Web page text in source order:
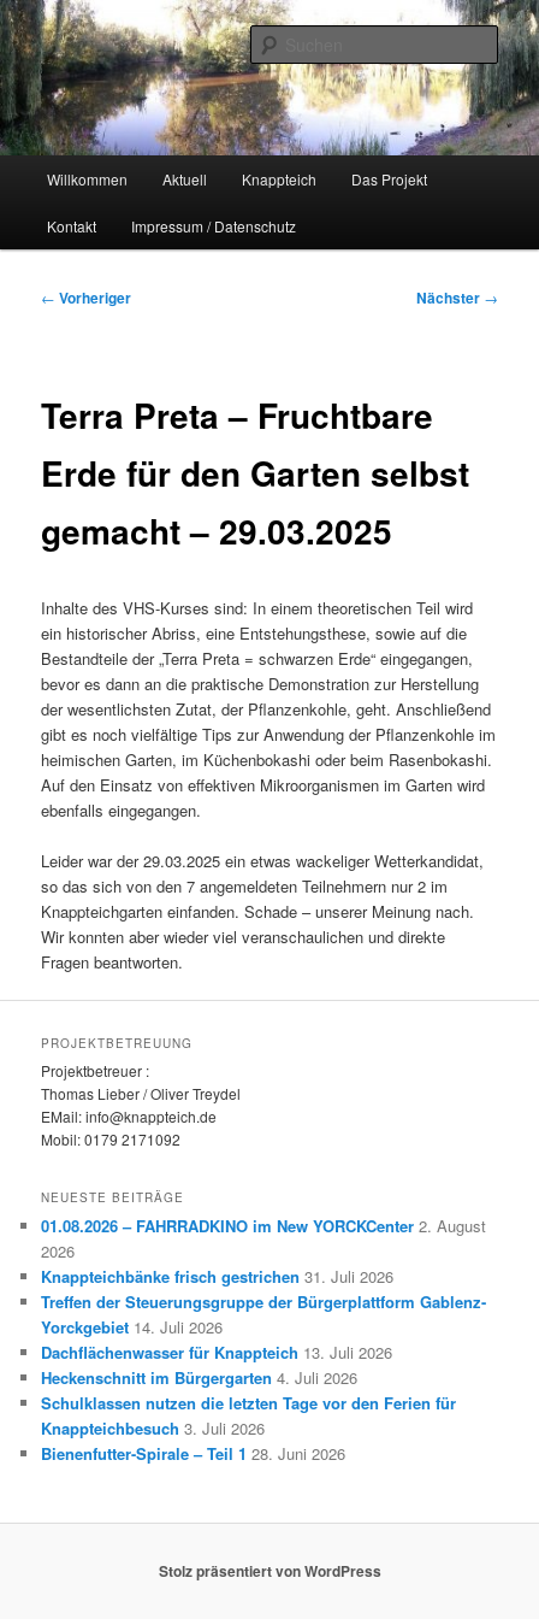
Zum
primären
Inhalt
springenUnser Knappteich
Naherholungsgebiet im Chemnitzer Yorckgebiet
Willkommen Aktuell Knappteich Das Projekt
Kontakt Impressum / Datenschutz
Beitragsnavigation
← Vorheriger Nächster →
Terra Preta – Fruchtbare
Erde für den Garten selbst
gemacht – 29.03.2025
Inhalte des VHS-Kurses sind: In einem theoretischen Teil wird
ein historischer Abriss, eine Entstehungsthese, sowie auf die
Bestandteile der „Terra Preta = schwarzen Erde“ eingegangen,
bevor es dann an die praktische Demonstration zur Herstellung
der wesentlichsten Zutat, der Pflanzenkohle, geht. Anschließend
gibt es noch vielfältige Tips zur Anwendung der Pflanzenkohle im
heimischen Garten, im Küchenbokashi oder beim Rasenbokashi.
Auf den Einsatz von effektiven Mikroorganismen im Garten wird
ebenfalls eingegangen.
Leider war der 29.03.2025 ein etwas wackeliger Wetterkandidat,
so das sich von den 7 angemeldeten Teilnehmern nur 2 im
Knappteichgarten einfanden. Schade – unserer Meinung nach.
Wir konnten aber wieder viel veranschaulichen und direkte
Fragen beantworten.
PROJEKTBETREUUNG
Projektbetreuer :
Thomas Lieber / Oliver Treydel
EMail: info@knappteich.de
Mobil: 0179 2171092
NEUESTE BEITRÄGE
01.08.2026 – FAHRRADKINO im New YORCKCenter 2. August
2026
Knappteichbänke frisch gestrichen 31. Juli 2026
Treffen der Steuerungsgruppe der Bürgerplattform Gablenz-
Yorckgebiet 14. Juli 2026
Dachflächenwasser für Knappteich 13. Juli 2026
Heckenschnitt im Bürgergarten 4. Juli 2026
Schulklassen nutzen die letzten Tage vor den Ferien für
Knappteichbesuch 3. Juli 2026
Bienenfutter-Spirale – Teil 1 28. Juni 2026
Stolz präsentiert von WordPress